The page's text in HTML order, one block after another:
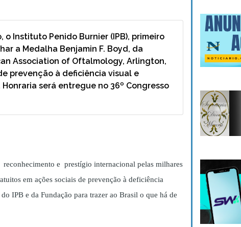
o Instituto Penido Burnier (IPB), primeiro
a Medalha Benjamin F. Boyd, da
Association of Oftalmology, Arlington,
prevenção à deficiência visual e
será entregue no 36º Congresso
e prestígio internacional pelas milhares
em ações sociais de prevenção à deficiência
IPB e da Fundação para trazer ao Brasil o que há de